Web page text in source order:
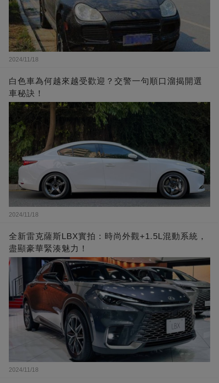
2024/11/18
白色車為何越來越受歡迎？交警一句順口溜揭開選
車秘訣！
2024/11/18
全新雷克薩斯LBX實拍：時尚外觀+1.5L混動系統，
盡顯豪華緊湊魅力！
2024/11/18